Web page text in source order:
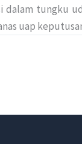
tungku
uap